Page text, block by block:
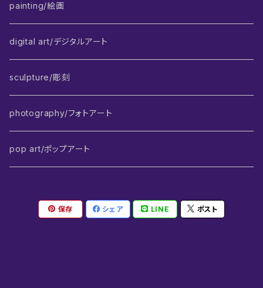
painting/絵画
digital art/デジタルアート
sculpture/彫刻
photography/フォトアート
pop art/ポップアート
保存 シェア LINE ポスト